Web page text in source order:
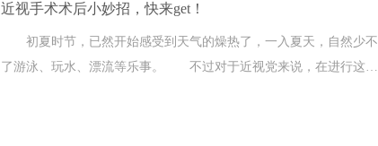
近视手术术后小妙招，快来get！
初夏时节，已然开始感受到天气的燥热了，一入夏天，自然少不
了游泳、玩水、漂流等乐事。 不过对于近视党来说，在进行这些